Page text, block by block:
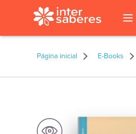
Página inicial E-Books